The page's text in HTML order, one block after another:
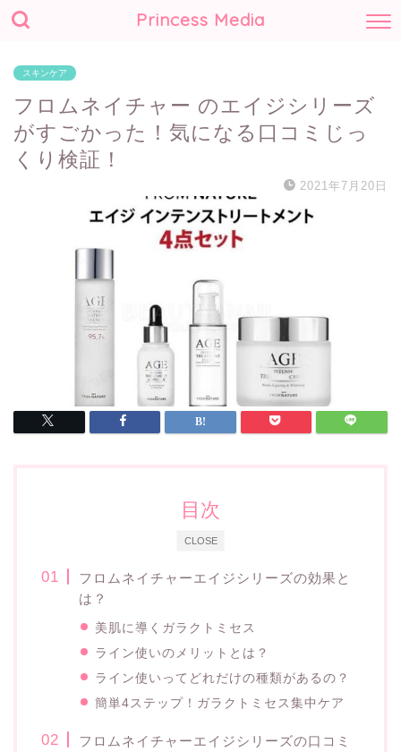
Princess Media
スキンケア
フロムネイチャー のエイジシリーズ
がすごかった！気になる口コミじっ
くり検証！
2021年7月20日
CLOSE
目次
フロムネイチャーエイジシリーズの効果と
は？
美肌に導くガラクトミセス
ライン使いのメリットとは？
ライン使いってどれだけの種類があるの？
簡単4ステップ！ガラクトミセス集中ケア
フロムネイチャーエイジシリーズの口コミ